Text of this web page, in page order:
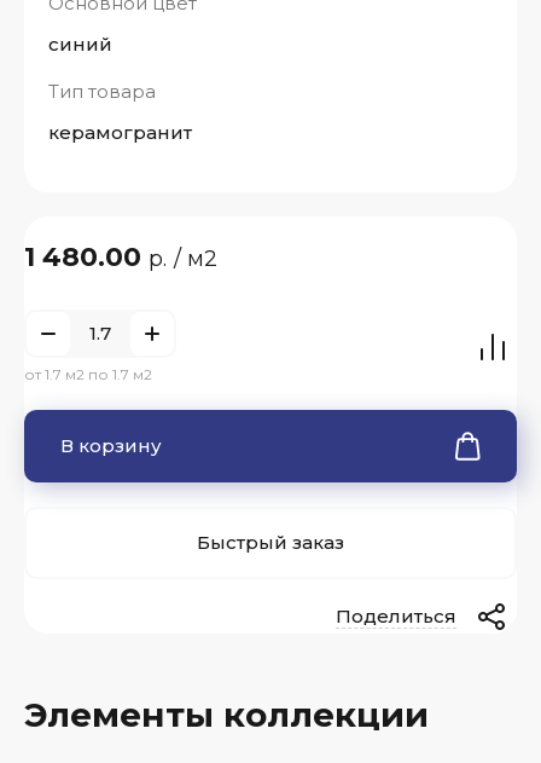
синий
Тип товара
керамогранит
1 480.00 р. / м2
от 1.7 м2 по 1.7 м2
В корзину
Быстрый заказ
Поделиться
Элементы коллекции